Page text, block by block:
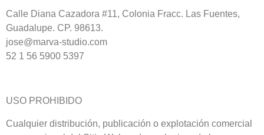
Calle Diana Cazadora #11, Colonia Fracc. Las Fuentes,
Guadalupe. CP. 98613.
jose@marva-studio.com
52 1 56 5900 5397
USO PROHIBIDO
Cualquier distribución, publicación o explotación comercial